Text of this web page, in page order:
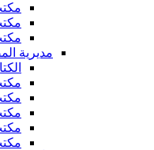
مديرية